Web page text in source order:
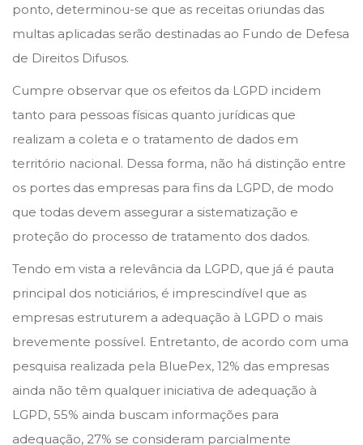
ponto, determinou-se que as receitas oriundas das
multas aplicadas serão destinadas ao Fundo de Defesa
de Direitos Difusos.
Cumpre observar que os efeitos da LGPD incidem
tanto para pessoas físicas quanto jurídicas que
realizam a coleta e o tratamento de dados em
território nacional. Dessa forma, não há distinção entre
os portes das empresas para fins da LGPD, de modo
que todas devem assegurar a sistematização e
proteção do processo de tratamento dos dados.
Tendo em vista a relevância da LGPD, que já é pauta
principal dos noticiários, é imprescindível que as
empresas estruturem a adequação à LGPD o mais
brevemente possível. Entretanto, de acordo com uma
pesquisa realizada pela BluePex, 12% das empresas
ainda não têm qualquer iniciativa de adequação à
LGPD, 55% ainda buscam informações para
adequação, 27% se consideram parcialmente